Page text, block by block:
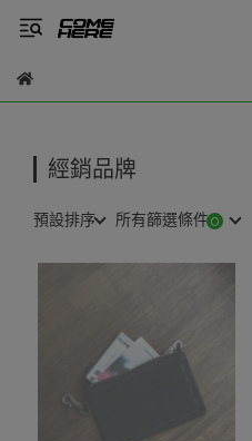
經銷品牌
預設排序 所有篩選條件